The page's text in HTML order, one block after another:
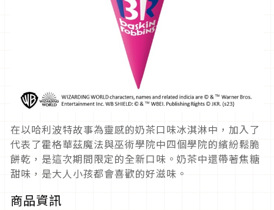
在以哈利波特故事為靈感的奶茶口味冰淇淋中，加入了
代表了霍格華茲魔法與巫術學院中四個學院的繽紛鬆脆
餅乾，是這次期間限定的全新口味。奶茶中還帶著焦糖
甜味，是大人小孩都會喜歡的好滋味。
商品資訊